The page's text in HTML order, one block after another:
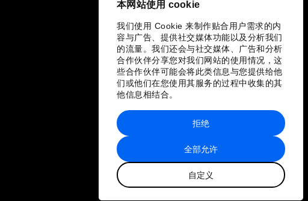
本网站使用 cookie
我们使用 Cookie 来制作贴合用户需求的内
容与广告、提供社交媒体功能以及分析我们
的流量。我们还会与社交媒体、广告和分析
合作伙伴分享您对我们网站的使用情况，这
些合作伙伴可能会将此类信息与您提供给他
们或他们在您使用其服务的过程中收集的其
他信息相结合。
全部允许
自定义
拒绝